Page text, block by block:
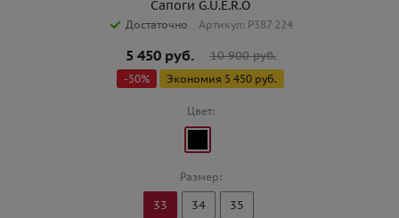
Сапоги G.U.E.R.O
Достаточно Артикул: P387 224
5 450руб. 10 900руб.
-50% Экономия 5 450 руб.
Цвет:
Размер:
33 34 35